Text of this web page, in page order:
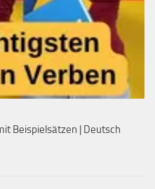
Beispielsätzen | Deutsch